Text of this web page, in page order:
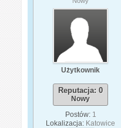
Użytkownik
Reputacja: 0
Nowy
Postów: 1
Lokalizacja: Katowice